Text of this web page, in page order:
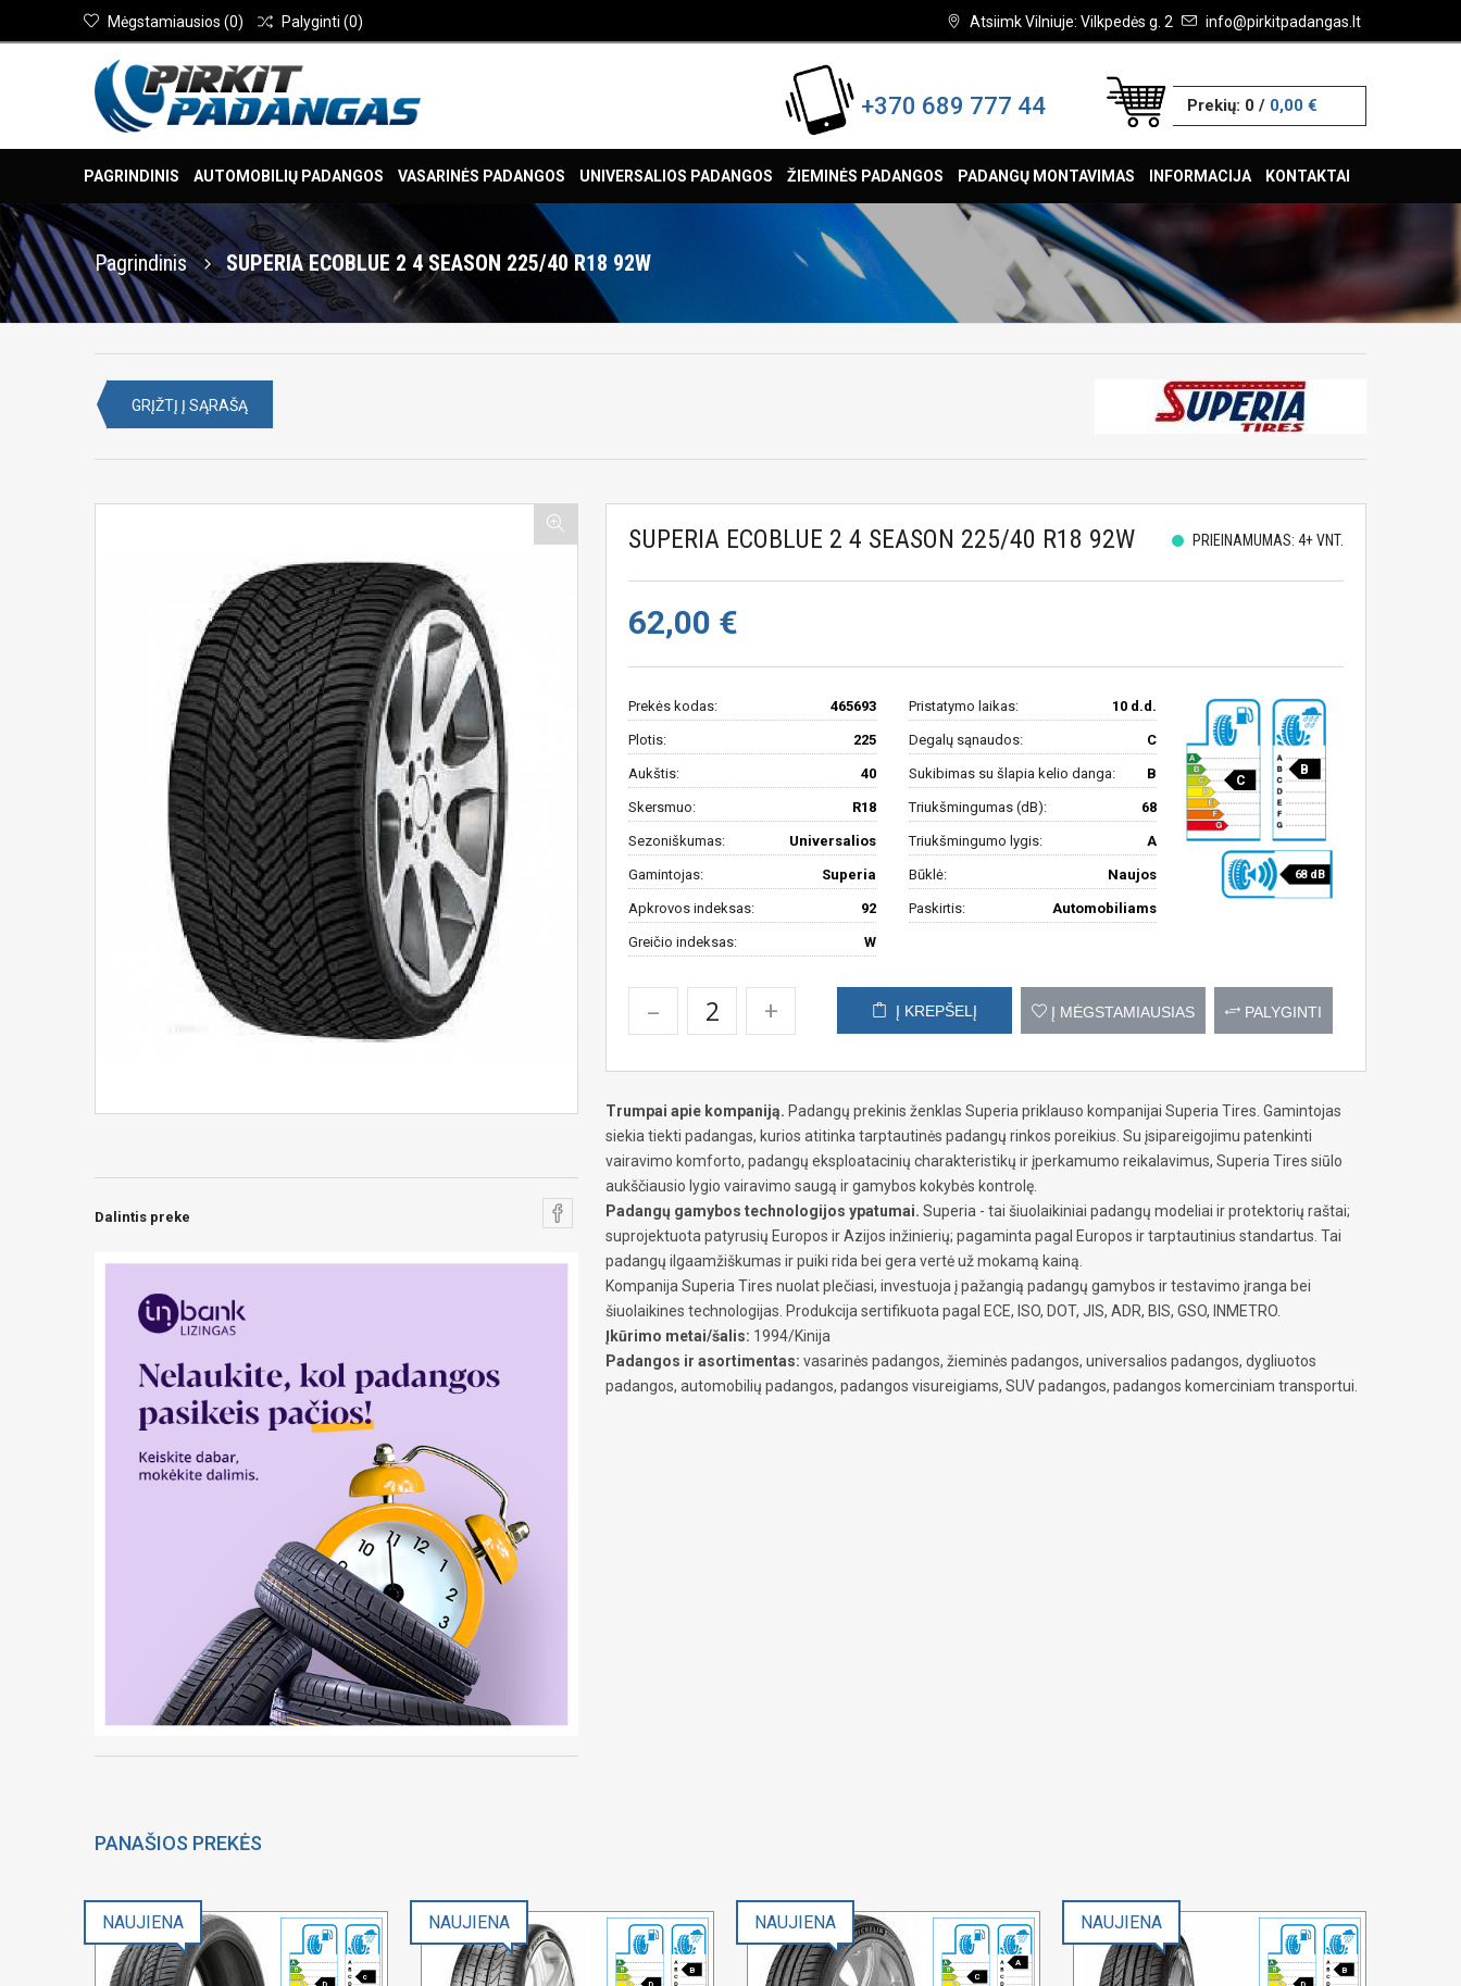
Atsiimk Vilniuje: Vilkpedės g. 2 info@pirkitpadangas.lt
Mėgstamiausios (0) Palyginti (0)
+370 689 777 44 Prekių: 0/ 0,00 €
PAGRINDINIS AUTOMOBILIŲ PADANGOS VASARINĖS PADANGOS UNIVERSALIOS PADANGOS ŽIEMINĖS PADANGOS PADANGŲ MONTAVIMAS INFORMACIJA KONTAKTAI
Pagrindinis SUPERIA ECOBLUE 2 4 SEASON 225/40 R18 92W
GRĮŽTĮ Į SĄRAŠĄ
Dalintis preke
SUPERIA ECOBLUE 2 4 SEASON 225/40 R18 92W PRIEINAMUMAS: 4+ VNT.
62,00 €
Prekės kodas: 465693 Pristatymo laikas: 10 d.d.
Plotis: 225
Aukštis: 40
Skersmuo: R18
Sezoniškumas: Universalios
Gamintojas: Superia
Apkrovos indeksas: 92
Greičio indeksas: W
Degalų sąnaudos: C
Sukibimas su šlapia kelio danga: B
Triukšmingumas (dB): 68
Triukšmingumo lygis: A
Būklė: Naujos
Paskirtis: Automobiliams
C
B
68 dB
– + Į KREPŠELĮ Į MĖGSTAMIAUSIAS PALYGINTI
Trumpai apie kompaniją. Padangų prekinis ženklas Superia priklauso kompanijai Superia Tires. Gamintojas
siekia tiekti padangas, kurios atitinka tarptautinės padangų rinkos poreikius. Su įsipareigojimu patenkinti
vairavimo komforto, padangų eksploatacinių charakteristikų ir įperkamumo reikalavimus, Superia Tires siūlo
aukščiausio lygio vairavimo saugą ir gamybos kokybės kontrolę.
Padangų gamybos technologijos ypatumai. Superia - tai šiuolaikiniai padangų modeliai ir protektorių raštai;
suprojektuota patyrusių Europos ir Azijos inžinierių; pagaminta pagal Europos ir tarptautinius standartus. Tai
padangų ilgaamžiškumas ir puiki rida bei gera vertė už mokamą kainą.
Kompanija Superia Tires nuolat plečiasi, investuoja į pažangią padangų gamybos ir testavimo įranga bei
šiuolaikines technologijas. Produkcija sertifikuota pagal ECE, ISO, DOT, JIS, ADR, BIS, GSO, INMETRO.
Įkūrimo metai/šalis: 1994/Kinija
Padangos ir asortimentas: vasarinės padangos, žieminės padangos, universalios padangos, dygliuotos
padangos, automobilių padangos, padangos visureigiams, SUV padangos, padangos komerciniam transportui.
PANAŠIOS PREKĖS
D
c
NAUJIENA
D
B
NAUJIENA
C
A
NAUJIENA
D
B
NAUJIENA